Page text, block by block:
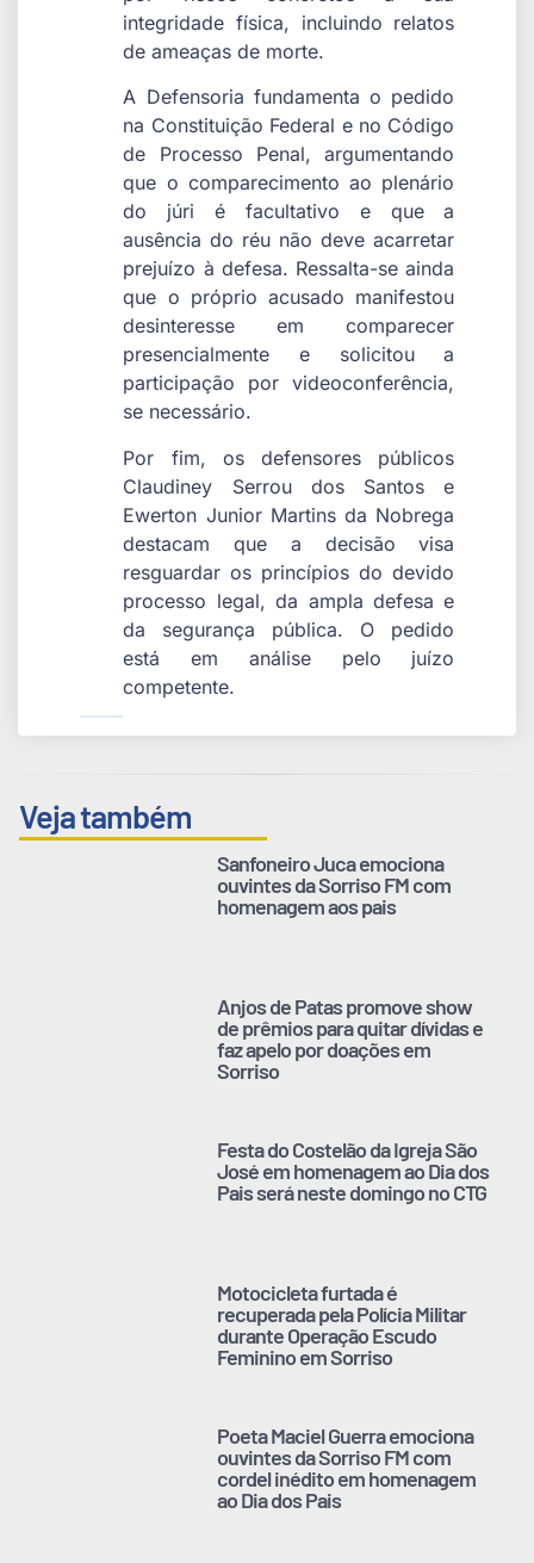
integridade física, incluindo relatos
de ameaças de morte.
A Defensoria fundamenta o pedido
na Constituição Federal e no Código
de Processo Penal, argumentando
que o comparecimento ao plenário
do júri é facultativo e que a
ausência do réu não deve acarretar
prejuízo à defesa. Ressalta-se ainda
que o próprio acusado manifestou
desinteresse em comparecer
presencialmente e solicitou a
participação por videoconferência,
se necessário.
Por fim, os defensores públicos
Claudiney Serrou dos Santos e
Ewerton Junior Martins da Nobrega
destacam que a decisão visa
resguardar os princípios do devido
processo legal, da ampla defesa e
da segurança pública. O pedido
está em análise pelo juízo
competente.
Veja também
Sanfoneiro Juca emociona
ouvintes da Sorriso FM com
homenagem aos pais
Anjos de Patas promove show
de prêmios para quitar dívidas e
faz apelo por doações em
Sorriso
Festa do Costelão da Igreja São
José em homenagem ao Dia dos
Pais será neste domingo no CTG
Motocicleta furtada é
recuperada pela Polícia Militar
durante Operação Escudo
Feminino em Sorriso
Poeta Maciel Guerra emociona
ouvintes da Sorriso FM com
cordel inédito em homenagem
ao Dia dos Pais